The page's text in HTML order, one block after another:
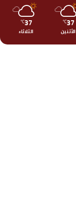
37
℃
الأثنين
37
℃
الثلاثاء